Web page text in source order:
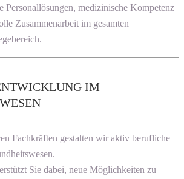
Personallösungen, medizinische Kompetenz
Zusammenarbeit im gesamten
IM
Fachkräften gestalten wir aktiv berufliche
Sie dabei, neue Möglichkeiten zu